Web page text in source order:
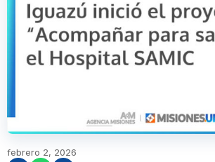
febrero 2, 2026